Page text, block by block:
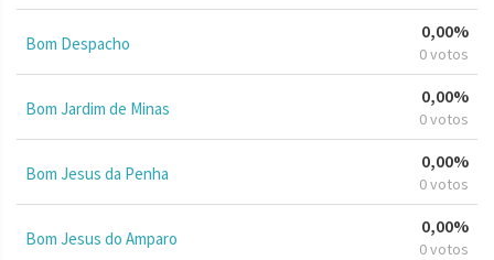
Bom Despacho
0,00%
0 votos
Bom Jardim de Minas
0,00%
0 votos
Bom Jesus da Penha
0,00%
0 votos
Bom Jesus do Amparo
0,00%
0 votos